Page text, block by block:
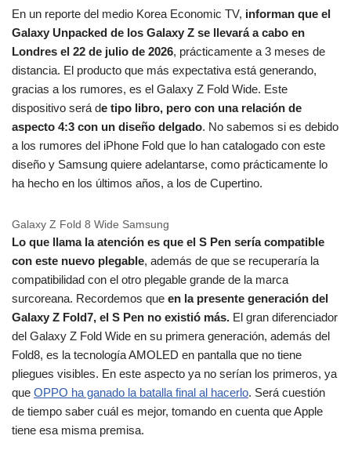
En un reporte del medio Korea Economic TV, informan que el
Galaxy Unpacked de los Galaxy Z se llevará a cabo en
Londres el 22 de julio de 2026, prácticamente a 3 meses de
distancia. El producto que más expectativa está generando,
gracias a los rumores, es el Galaxy Z Fold Wide. Este
dispositivo será de tipo libro, pero con una relación de
aspecto 4:3 con un diseño delgado. No sabemos si es debido
a los rumores del iPhone Fold que lo han catalogado con este
diseño y Samsung quiere adelantarse, como prácticamente lo
ha hecho en los últimos años, a los de Cupertino.
Galaxy Z Fold 8 Wide Samsung
Lo que llama la atención es que el S Pen sería compatible
con este nuevo plegable, además de que se recuperaría la
compatibilidad con el otro plegable grande de la marca
surcoreana. Recordemos que en la presente generación del
Galaxy Z Fold7, el S Pen no existió más. El gran diferenciador
del Galaxy Z Fold Wide en su primera generación, además del
Fold8, es la tecnología AMOLED en pantalla que no tiene
pliegues visibles. En este aspecto ya no serían los primeros, ya
que OPPO ha ganado la batalla final al hacerlo. Será cuestión
de tiempo saber cuál es mejor, tomando en cuenta que Apple
tiene esa misma premisa.